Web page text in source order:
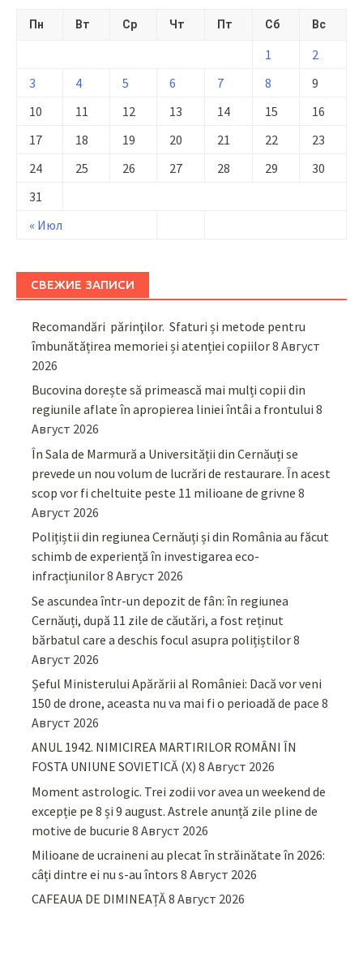
Пн Вт Ср Чт Пт Сб Вс
« Июл
1
2
3
4 5 6 7 8
9
10
11 12 13 14 15
16
17
18 19 20 21 22
23
24
25 26 27 28 29
30
31
СВЕЖИЕ ЗАПИСИ
Recomandări părinţilor. Sfaturi și metode pentru
îmbunătățirea memoriei și atenției copiilor8 Август
2026
Bucovina dorește să primească mai mulți copii din
regiunile aflate în apropierea liniei întâi a frontului 8
Август 2026
În Sala de Marmură a Universității din Cernăuți se
prevede un nou volum de lucrări de restaurare. În acest
scop vor fi cheltuite peste 11 milioane de grivne 8
Август 2026
Polițiștii din regiunea Cernăuți și din România au făcut
schimb de experiență în investigarea eco-
infracțiunilor8 Август 2026
Se ascundea într-un depozit de fân: în regiunea
Cernăuți, după 11 zile de căutări, a fost reținut
bărbatul care a deschis focul asupra polițiștilor8
Август 2026
Șeful Ministerului Apărării al României: Dacă vor veni
150 de drone, aceasta nu va mai fi o perioadă de pace 8
Август 2026
ANUL 1942. NIMICIREA MARTIRILOR ROMÂNI ÎN
FOSTA UNIUNE SOVIETICĂ (X) 8 Август 2026
Moment astrologic. Trei zodii vor avea un weekend de
excepție pe 8 și 9 august. Astrele anunță zile pline de
motive de bucurie 8 Август 2026
Milioane de ucraineni au plecat în străinătate în 2026:
câți dintre ei nu s-au întors 8 Август 2026
CAFEAUA DE DIMINEAȚĂ8 Август 2026